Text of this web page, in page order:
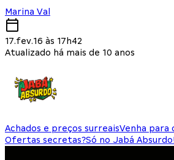
Marina Val
17.fev.16 às 17h42
Atualizado há mais de 10 anos
Achados e preços surreaisVenha para
Ofertas secretas?Só no Jabá Absurdo!